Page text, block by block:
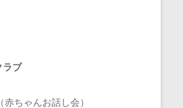
ラブ
赤ちゃんお話し会）